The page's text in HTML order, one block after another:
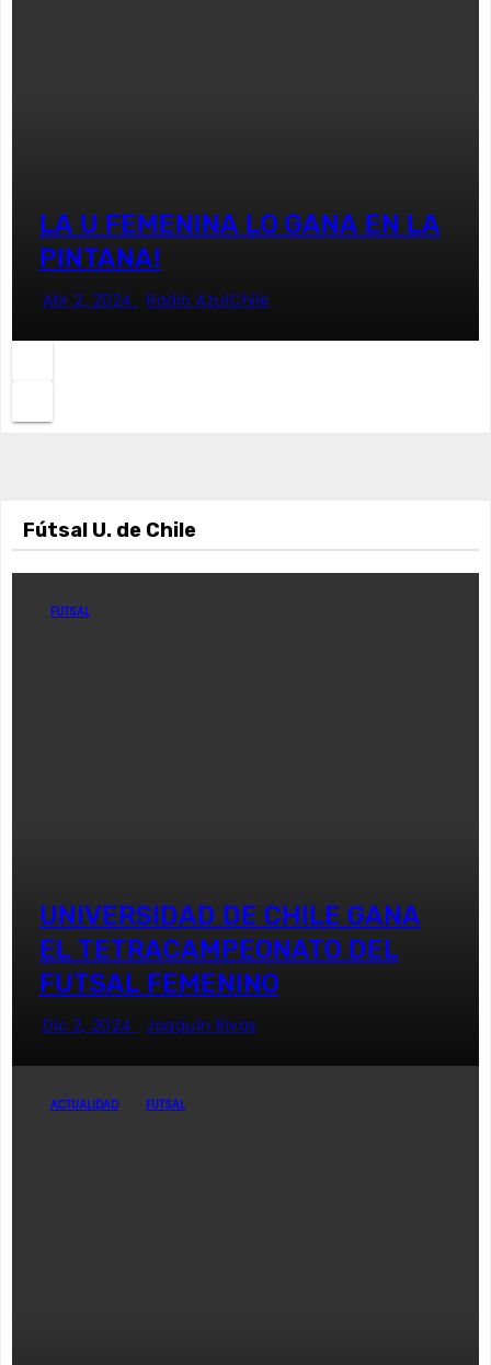
LA U FEMENINA LO GANA EN LA
PINTANA!
Abr 2, 2024 Radio AzulChile
Fútsal U. de Chile
FUTSAL
UNIVERSIDAD DE CHILE GANA
EL TETRACAMPEONATO DEL
FUTSAL FEMENINO
Dic 2, 2024 Joaquín Rivas
ACTUALIDAD FUTSAL